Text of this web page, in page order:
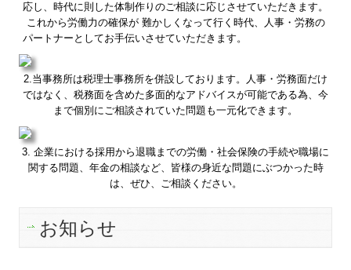
応し、時代に則した体制作りのご相談に応じさせていただきます。
これから労働力の確保が 難かしくなって行く時代、人事・労務の
パートナーとしてお手伝いさせていただきます。
2.当事務所は税理士事務所を併設しております。人事・労務面だけ
ではなく、税務面を含めた多面的なアドバイスが可能である為、今
まで個別にご相談されていた問題も一元化できます。
3. 企業における採用から退職までの労働・社会保険の手続や職場に
関する問題、年金の相談など、皆様の身近な問題にぶつかった時
は、ぜひ、ご相談ください。
お知らせ